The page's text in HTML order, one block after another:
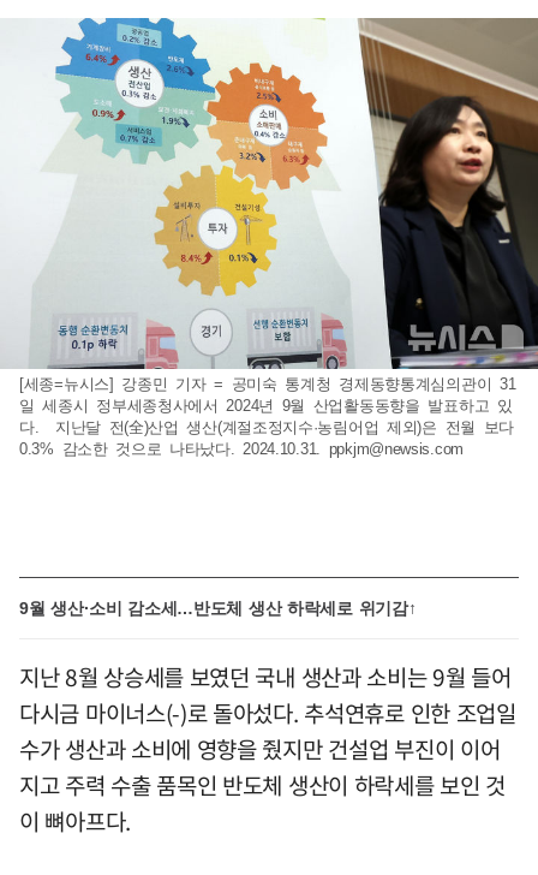
[세종=뉴시스] 강종민 기자 = 공미숙 통계청 경제동향통계심의관이 31
일 세종시 정부세종청사에서 2024년 9월 산업활동동향을 발표하고 있
다. 지난달 전(全)산업 생산(계절조정지수·농림어업 제외)은 전월 보다
0.3% 감소한 것으로 나타났다. 2024.10.31. ppkjm@newsis.com
9월 생산·소비 감소세…반도체 생산 하락세로 위기감↑
지난 8월 상승세를 보였던 국내 생산과 소비는 9월 들어
다시금 마이너스(-)로 돌아섰다. 추석연휴로 인한 조업일
수가 생산과 소비에 영향을 줬지만 건설업 부진이 이어
지고 주력 수출 품목인 반도체 생산이 하락세를 보인 것
이 뼈아프다.